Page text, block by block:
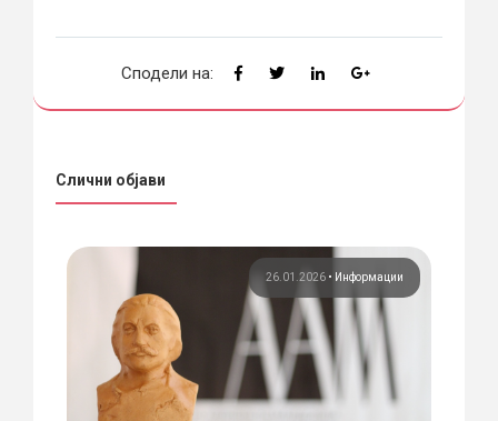
Сподели на:
Слични објави
26.01.2026 • Информации